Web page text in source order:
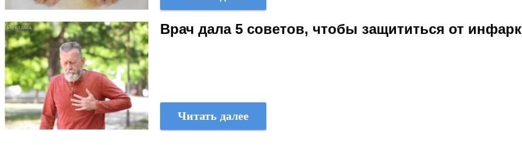
Врач дала 5 советов, чтобы защититься от
Читать далее